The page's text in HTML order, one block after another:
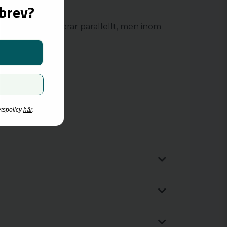
existerar parallellt, men inom
här.